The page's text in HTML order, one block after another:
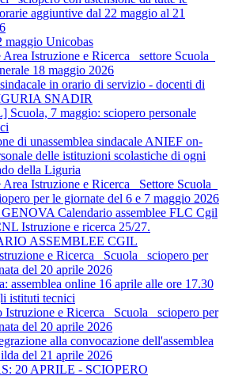
aggiuntive dal 22 maggio al 21
maggio Unicobas
Istruzione e Ricerca_ settore Scuola_
18 maggio 2026
in orario di servizio - docenti di
SNADIR
Scuola, 7 maggio: sciopero personale
di unassemblea sindacale ANIEF on-
delle istituzioni scolastiche di ogni
della Liguria
Istruzione e Ricerca_ Settore Scuola_
per le giornate del 6 e 7 maggio 2026
Calendario assemblee FLC Cgil
Istruzione e ricerca 25/27.
ASSEMBLEE CGIL
e Ricerca_ Scuola_ sciopero per
del 20 aprile 2026
assemblea online 16 aprile alle ore 17.30
istituti tecnici
Istruzione e Ricerca_ Scuola_ sciopero per
del 20 aprile 2026
alla convocazione dell'assemblea
del 21 aprile 2026
20 APRILE - SCIOPERO